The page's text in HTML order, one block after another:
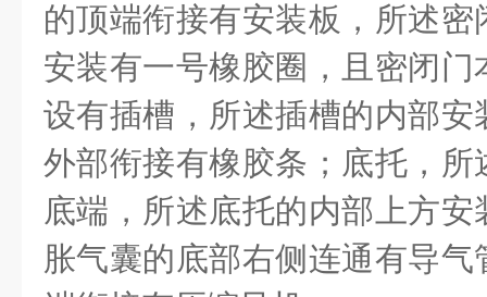
的顶端衔接有安装板，所述
安装有一号橡胶圈，且密闭
设有插槽，所述插槽的内部
外部衔接有橡胶条；底托，
底端，所述底托的内部上方
胀气囊的底部右侧连通有导